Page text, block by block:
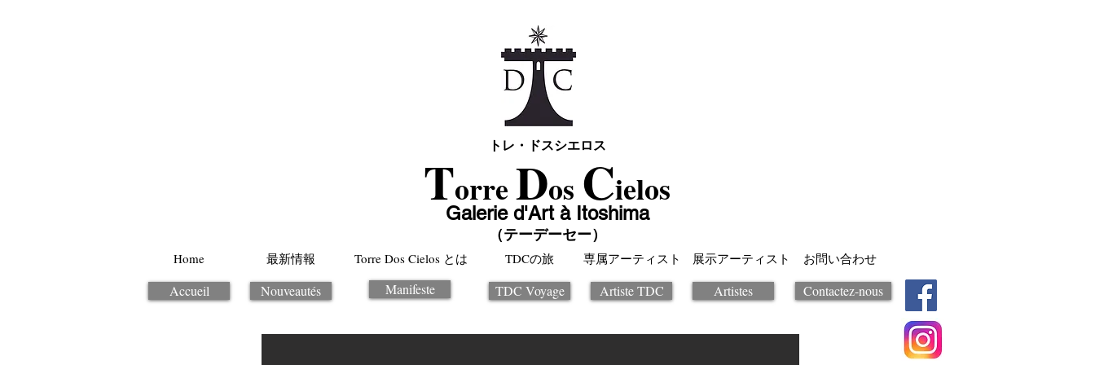
Home
Accueil
トレ・ドスシエロス
TorreDos Cielos
Galerie d'Art à Itoshima
（テーデーセー）
最新情報
Nouveautés
Torre Dos Cielos とは
Manifeste
TDCの旅
TDC Voyage
専属アーティスト
Artiste TDC
展示アーティスト
Artistes
お問い合わせ
Contactez-nous